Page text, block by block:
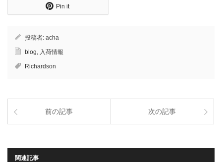
Pin it
投稿者: acha
blog, 入荷情報
Richardson
前の記事 次の記事
関連記事